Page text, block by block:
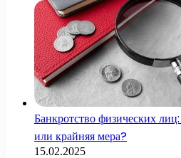
Банкротство физических
или крайняя мера?
15.02.2025